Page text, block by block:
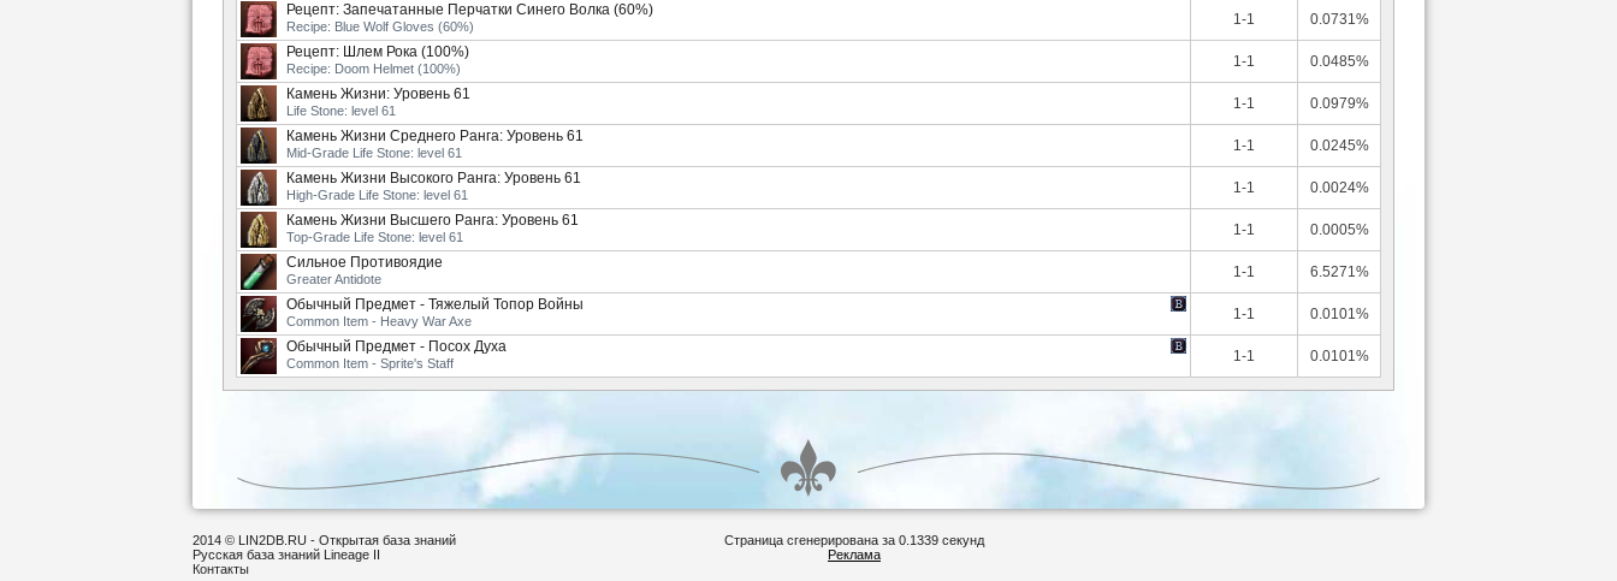
Рецепт: Запечатанные Перчатки Синего Волка (60%)
Recipe: Blue Wolf Gloves (60%) 1-1
0.0731%
Рецепт: Шлем Рока (100%)
Recipe: Doom Helmet (100%) 1-1
0.0485%
Камень Жизни: Уровень 61
Life Stone: level 61 1-1
0.0979%
Камень Жизни Среднего Ранга: Уровень 61
Mid-Grade Life Stone: level 61 1-1
0.0245%
Камень Жизни Высокого Ранга: Уровень 61
High-Grade Life Stone: level 61 1-1
0.0024%
Камень Жизни Высшего Ранга: Уровень 61
Top-Grade Life Stone: level 61 1-1
0.0005%
Сильное Противоядие
Greater Antidote 1-1
6.5271%
Обычный Предмет - Тяжелый Топор Войны
Common Item - Heavy War Axe 1-1
0.0101%
Обычный Предмет - Посох Духа
Common Item - Sprite's Staff 1-1 0.0101%
2014 © LIN2DB.RU - Открытая база знаний
Русская база знаний Lineage II
Контакты
Страница сгенерирована за 0.1339 секунд
Реклама